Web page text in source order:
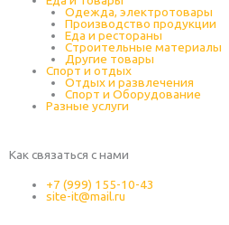
Одежда, электротовары
Производство продукции
Еда и рестораны
Строительные материалы
Другие товары
Спорт и отдых
Отдых и развлечения
Спорт и Оборудование
Разные услуги
Как связаться с нами
+7 (999) 155-10-43
site-it@mail.ru